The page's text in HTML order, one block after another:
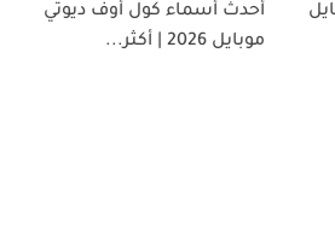
أحدث أسماء كول أوف ديوتي
موبايل 2026 | أكثر...